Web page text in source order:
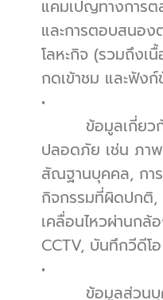
แคมเปญทางการต
และการตอบสนอง
โลหะกิจ (รวมถึงเ
กดเข้าชม และฟังก์
•
ข้อมูลเกี่ยวกับ
ปลอดภัย เช่น ภา
สัณฐานบุคคล, กา
กิจกรรมที่ผิดปกติ,
เคลื่อนไหวผ่านกล้
CCTV, บันทึกวีดีโอ
•
ข้อมูลส่วนบุค